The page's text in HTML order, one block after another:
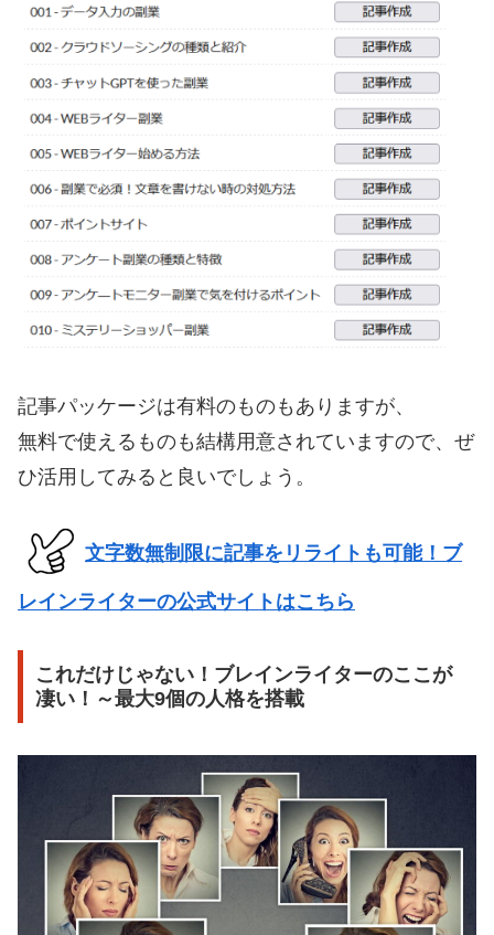
記事パッケージは有料のものもありますが、
無料で使えるものも結構用意されていますので、ぜ
ひ活用してみると良いでしょう。
文字数無制限に記事をリライトも可能！ブ
レインライターの公式サイトはこちら
これだけじゃない！ブレインライターのここが
凄い！～最大9個の人格を搭載